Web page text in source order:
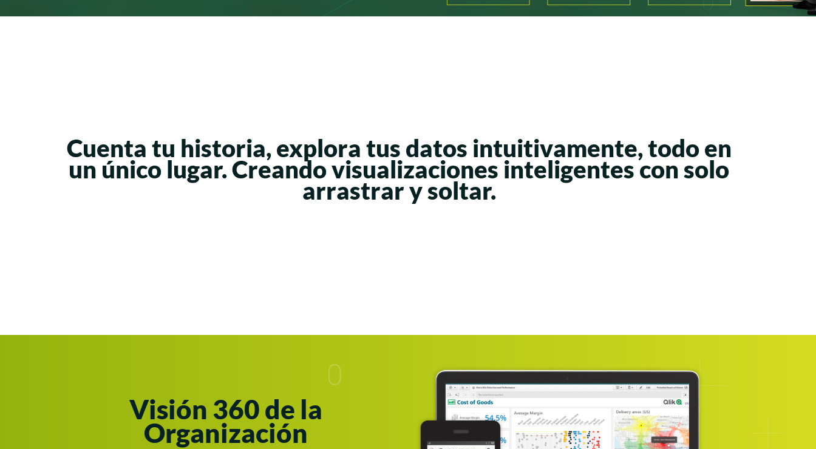
Cuenta tu historia,explora tus datos intuitivamente, todo en
un único lugar. Creandovisualizaciones inteligentes con solo
arrastrar y soltar.
Visión 360 de la
Organización